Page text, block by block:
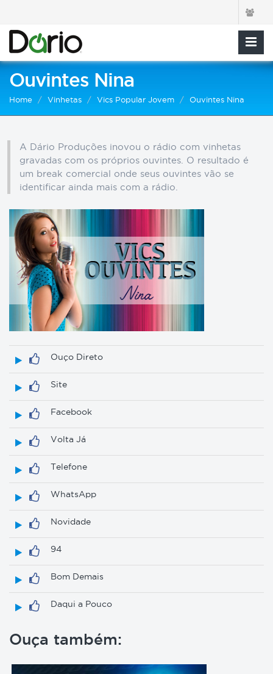
Ouvintes Nina
Home Vinhetas Vics Popular Jovem Ouvintes Nina
A Dário Produções inovou o rádio com vinhetas
gravadas com os próprios ouvintes. O resultado é
um break comercial onde seus ouvintes vão se
identificar ainda mais com a rádio.
Ouço Direto
Site
Facebook
Volta Já
Telefone
WhatsApp
Novidade
94
Bom Demais
Daqui a Pouco
Ouça também: